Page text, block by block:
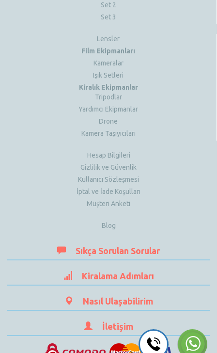
Set 2
Set 3
Lensler
Film Ekipmanları
Kameralar
Işık Setleri
Kiralık Ekipmanlar
Tripodlar
Yardımcı Ekipmanlar
Drone
Kamera Taşıyıcıları
Hesap Bilgileri
Gizlilik ve Güvenlik
Kullanıcı Sözleşmesi
İptal ve İade Koşulları
Müşteri Anketi
Blog
Sıkça Sorulan Sorular
Kiralama Adımları
Nasıl Ulaşabilirim
İletişim